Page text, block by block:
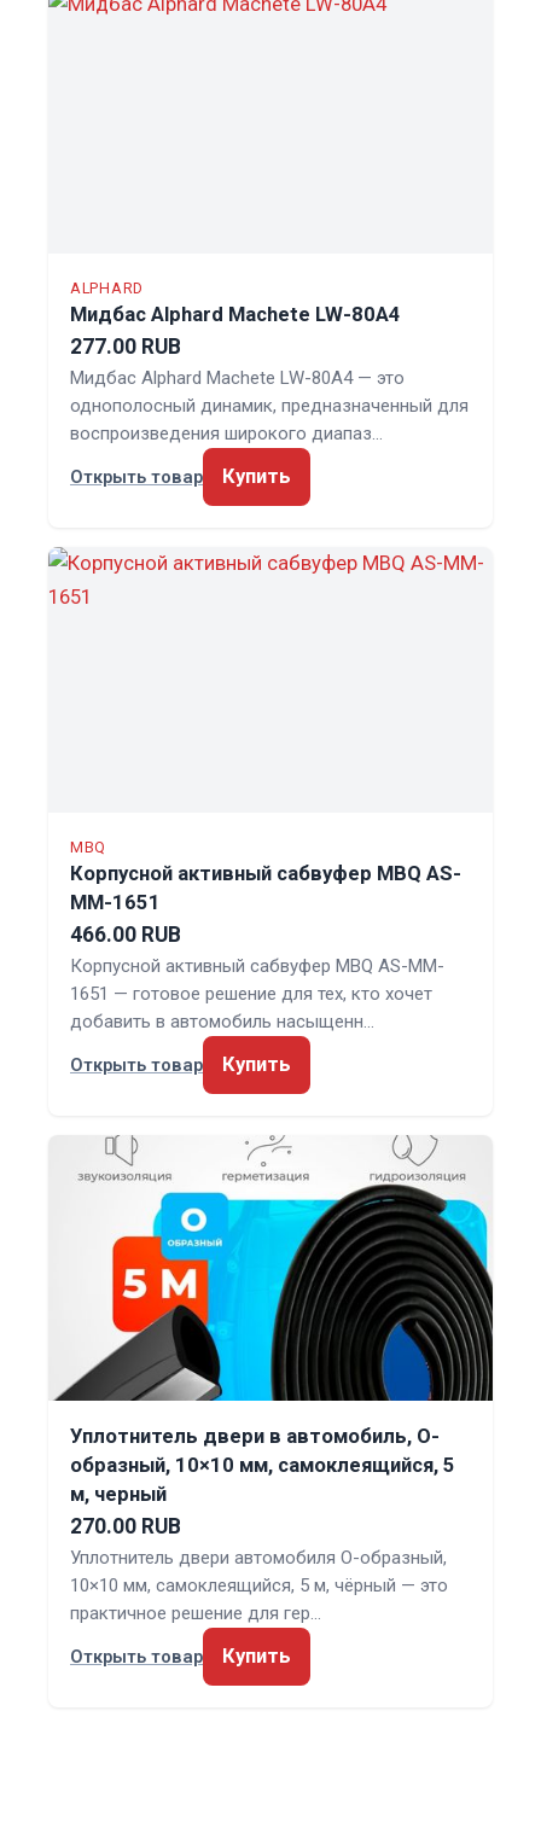
ALPHARD
Мидбас Alphard Machete LW-80A4
277.00 RUB
Мидбас Alphard Machete LW-80A4 — это
однополосный динамик, предназначенный для
воспроизведения широкого диапаз…
Открыть товар
Купить
MBQ
Корпусной активный сабвуфер MBQ AS-
MM-1651
466.00 RUB
Корпусной активный сабвуфер MBQ AS-MM-
1651 — готовое решение для тех, кто хочет
добавить в автомобиль насыщенн…
Открыть товар
Купить
Уплотнитель двери в автомобиль, О-
образный, 10×10 мм, самоклеящийся, 5
м, черный
270.00 RUB
Уплотнитель двери автомобиля О-образный,
10×10 мм, самоклеящийся, 5 м, чёрный — это
практичное решение для гер…
Открыть товар
Купить